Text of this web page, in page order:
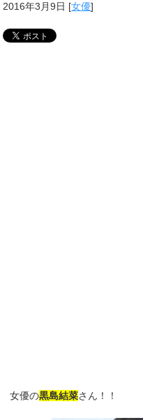
2016年3月9日 [女優]
女優の黒島結菜さん！！